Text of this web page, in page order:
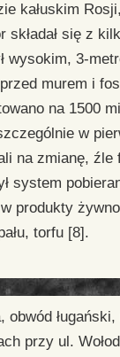
kałuskim
składał się z
wysokim, 3-
murem i
na 1500
w
na zmianę,
system
produkty
torfu [8].
przy ul.